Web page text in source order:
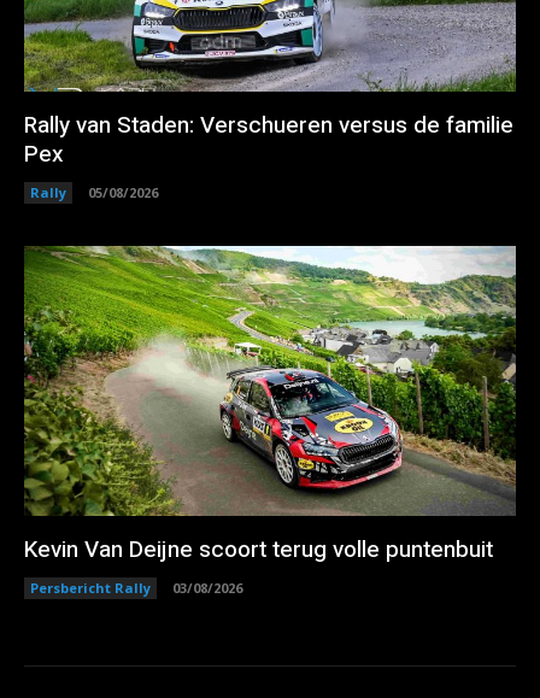
Rally van Staden: Verschueren versus de familie
Pex
Rally 05/08/2026
Kevin Van Deijne scoort terug volle puntenbuit
Persbericht Rally 03/08/2026